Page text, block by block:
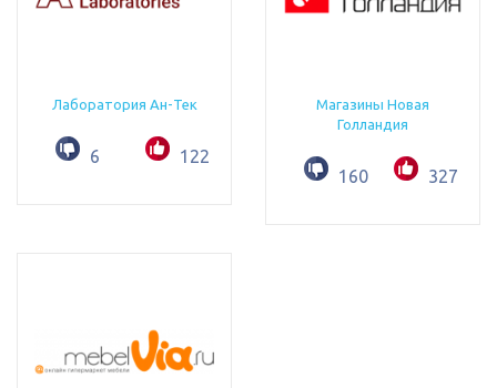
Лаборатория Ан-Тек
6 122
Магазины Новая
Голландия
160 327